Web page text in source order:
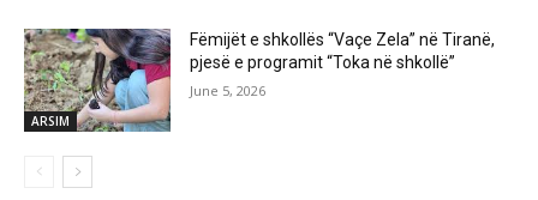
ARSIM
Fëmijët e shkollës “Vaçe Zela” në Tiranë,
pjesë e programit “Toka në shkollë”
June 5, 2026